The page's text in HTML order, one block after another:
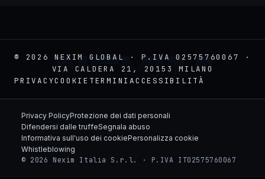
© 2026 NEXIM GLOBAL · P.IVA 02575760067 ·
VIA CALDERA 21, 20153 MILANO
PRIVACYCOOKIE TERMINI ACCESSIBILITÀ
NEXIM
Privacy PolicyProtezione dei dati personali
Difendersi dalle truffeSegnala abuso
Informativa sull'uso dei cookiePersonalizza cookie
Whistleblowing
© 2026 Nexim Italia S.r.l. · P.IVA IT02575760067